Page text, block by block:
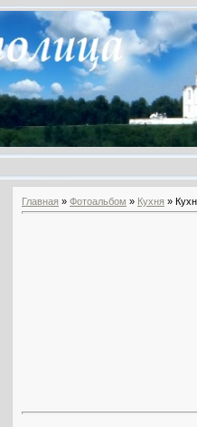
Главная » Фотоальбом » Кухня »